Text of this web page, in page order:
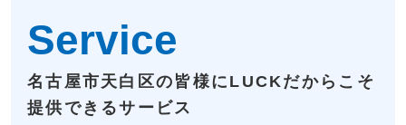
Service
名古屋市天白区の皆様にLUCKだからこそ
提供できるサービス